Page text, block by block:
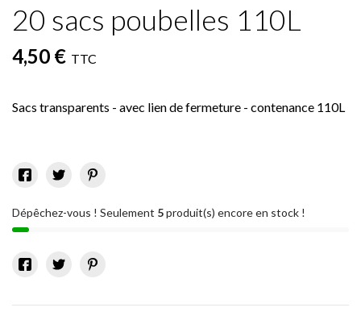
20 sacs poubelles 110L
4,50 € TTC
Sacs transparents - avec lien de fermeture - contenance 110L
Dépêchez-vous ! Seulement 5produit(s) encore en stock !